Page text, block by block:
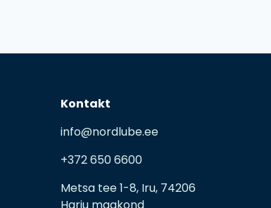
Kontakt
info@nordlube.ee
+372 650 6600
Metsa tee 1-8, Iru, 74206